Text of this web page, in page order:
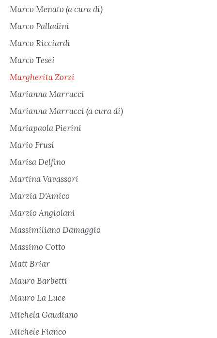
Marco Menato (a cura di)
Marco Palladini
Marco Ricciardi
Marco Tesei
Margherita Zorzi
Marianna Marrucci
Marianna Marrucci (a cura di)
Mariapaola Pierini
Mario Frusi
Marisa Delfino
Martina Vavassori
Marzia D'Amico
Marzio Angiolani
Massimiliano Damaggio
Massimo Cotto
Matt Briar
Mauro Barbetti
Mauro La Luce
Michela Gaudiano
Michele Fianco